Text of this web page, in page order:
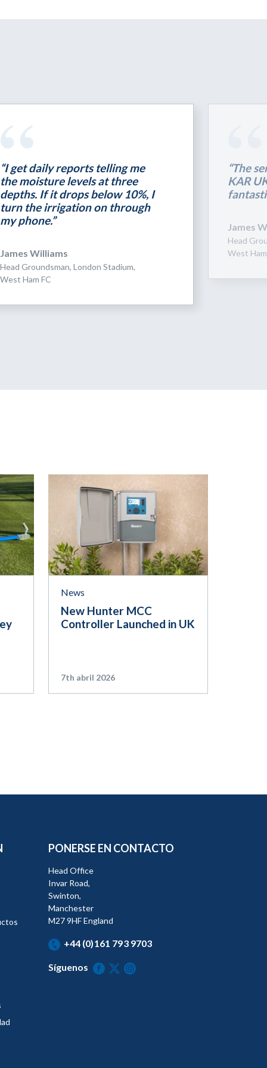
“I get daily reports telling me
the moisture levels at three
depths. If it drops below 10%, I
turn the irrigation on through
my phone.”
James Williams
Head Groundsman, London Stadium,
West Ham FC
“The
KAR
James
Head
West
News
New Hunter MCC
Controller Launched in UK
7th abril 2026
PONERSE EN CONTACTO
Head Office
Invar Road,
Swinton,
Manchester
M27 9HF England
+44 (0)161 793 9703
Síguenos